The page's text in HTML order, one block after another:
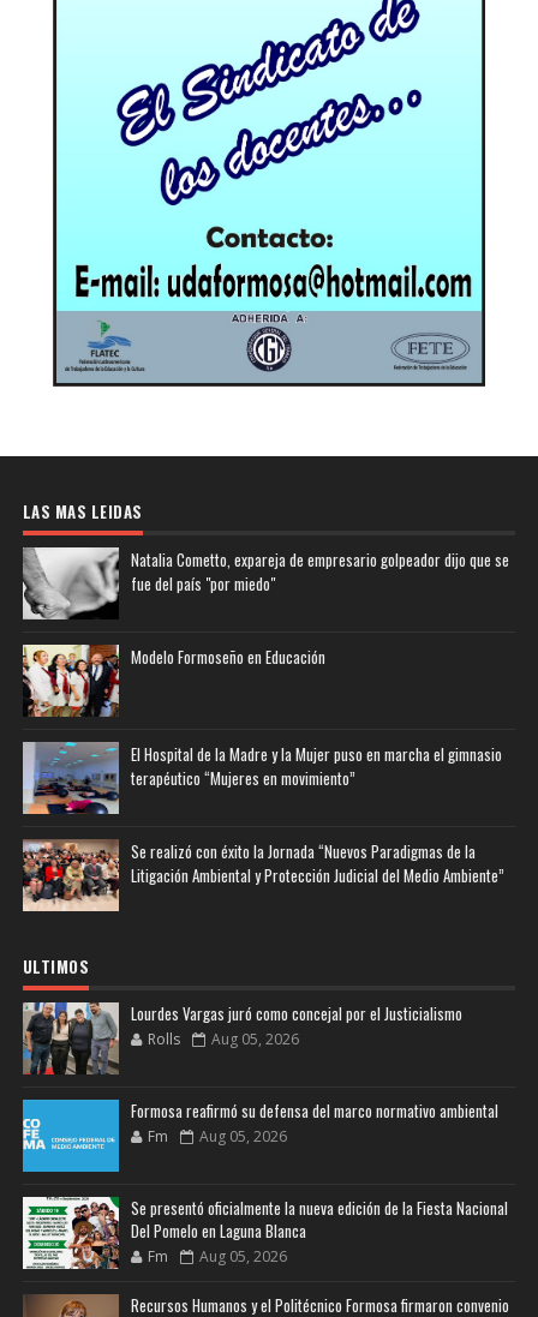
LAS MAS LEIDAS
Natalia Cometto, expareja de empresario golpeador dijo que se
fue del país "por miedo"
Modelo Formoseño en Educación
El Hospital de la Madre y la Mujer puso en marcha el gimnasio
terapéutico “Mujeres en movimiento”
Se realizó con éxito la Jornada “Nuevos Paradigmas de la
Litigación Ambiental y Protección Judicial del Medio Ambiente”
ULTIMOS
Lourdes Vargas juró como concejal por el Justicialismo
Rolls Aug 05, 2026
Formosa reafirmó su defensa del marco normativo ambiental
Fm Aug 05, 2026
Se presentó oficialmente la nueva edición de la Fiesta Nacional
Del Pomelo en Laguna Blanca
Fm Aug 05, 2026
Recursos Humanos y el Politécnico Formosa firmaron convenio